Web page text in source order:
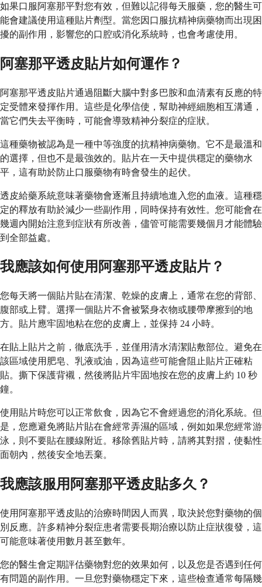
如果口服阿塞那平對您有效，但難以記得每天服藥，您的醫生可
能會建議使用這種貼片劑型。當您因口服抗精神病藥物而出現困
擾的副作用，影響您的口腔或消化系統時，也會考慮使用。
阿塞那平透皮貼片如何運作？
阿塞那平透皮貼片通過阻斷大腦中對多巴胺和血清素有反應的特
定受體來發揮作用。這些是化學信使，幫助神經細胞相互溝通，
當它們失去平衡時，可能會導致精神分裂症的症狀。
這種藥物被認為是一種中等強度的抗精神病藥物。它不是最溫和
的選擇，但也不是最強效的。貼片在一天中提供穩定的藥物水
平，這有助於防止口服藥物有時會發生的起伏。
透皮給藥系統意味著藥物會逐漸且持續地進入您的血液。這種穩
定的釋放有助於減少一些副作用，同時保持有效性。您可能會在
幾週內開始注意到症狀有所改善，儘管可能需要幾個月才能體驗
到全部益處。
我應該如何使用阿塞那平透皮貼片？
您每天將一個貼片貼在清潔、乾燥的皮膚上，通常在您的背部、
腹部或上臂。選擇一個貼片不會被緊身衣物或腰帶摩擦到的地
方。貼片應牢固地粘在您的皮膚上，並保持 24 小時。
在貼上貼片之前，徹底洗手，並僅用清水清潔貼敷部位。避免在
該區域使用肥皂、乳液或油，因為這些可能會阻止貼片正確粘
貼。撕下保護背襯，然後將貼片牢固地按在您的皮膚上約 10 秒
鐘。
使用貼片時您可以正常飲食，因為它不會經過您的消化系統。但
是，您應避免將貼片貼在會經常弄濕的區域，例如如果您經常游
泳，則不要貼在腰線附近。移除舊貼片時，請將其對摺，使黏性
面朝內，然後安全地丟棄。
我應該服用阿塞那平透皮貼多久？
使用阿塞那平透皮貼的治療時間因人而異，取決於您對藥物的個
別反應。許多精神分裂症患者需要長期治療以防止症狀復發，這
可能意味著使用數月甚至數年。
您的醫生會定期評估藥物對您的效果如何，以及您是否遇到任何
有問題的副作用。一旦您對藥物穩定下來，這些檢查通常每隔幾